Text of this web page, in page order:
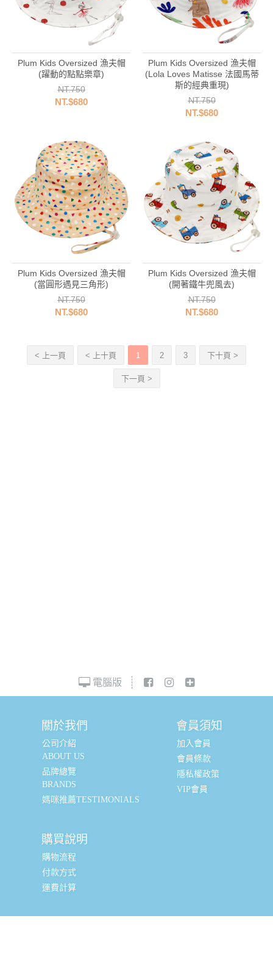
Plum Kids Oversized 漁夫帽
(躍動的點點樂章)
NT.750
NT.$680
Plum Kids Oversized 漁夫帽
(Lola Loves Matisse 法國馬蒂
斯的經典重現)
NT.750
NT.$680
Plum Kids Oversized 漁夫帽
(當圓形遇見三角形)
NT.750
NT.$680
Plum Kids Oversized 漁夫帽
(開著鐵牛兜風去)
NT.750
NT.$680
< 上一頁 < 上十頁 1 2 3 下十頁 >
下一頁 >
電腦版
關於我們
公司介紹
ABOUT US
品牌總覽
BRANDS
媽咪推薦TESTIMONIALS
會員須知
加入會員
會員條款
隱私權政策
VIP會員
購買說明
購物流程
付款方式
運費計算